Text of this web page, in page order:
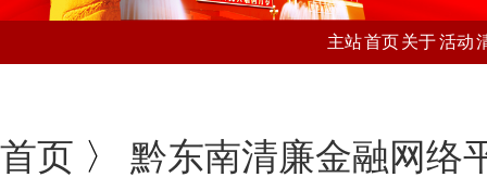
主站首页关于活动
首页 〉 黔东南清廉金融网络